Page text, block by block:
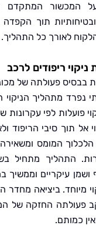
המתקדם ביותר
תוך הקפדה על
כל התהליך.
לרכב
של מכונת ניקוי
הניקוי
לפי עקרונות של
סיבי הריפוד ולאחר
ומשאירה את
מתחיל בשטיפה
וממשיך בהזרקת
מחדר המכונה מי
החזקה של המכונה